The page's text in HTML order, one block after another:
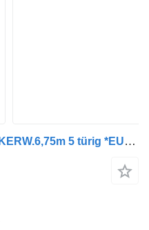
MAN TGL 12.220BL EISBUNKERW.6,75m 5 türig *EURO6D